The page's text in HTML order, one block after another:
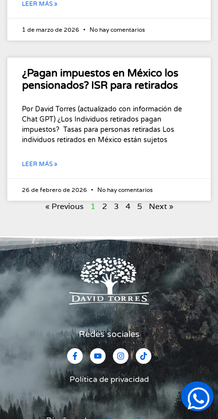
LEER MÁS »
1 de marzo de 2026 No hay comentarios
¿Pagan impuestos en México los
pensionados? ISR para retirados
Por David Torres (actualizado con información de
Chat GPT) ¿Los Individuos retirados pagan
impuestos? Tasas para personas retiradas Los
individuos retirados en México están sujetos
LEER MÁS »
26 de febrero de 2026 No hay comentarios
« Previous 1 2 3 4 5 Next »
Redes sociales
Política de privacidad